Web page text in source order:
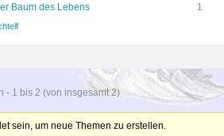
Baum des Lebens 1
- 1 bis 2 (von insgesamt 2)
sein, um neue Themen zu erstellen.